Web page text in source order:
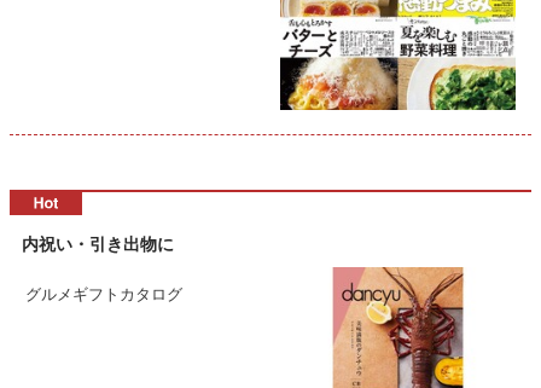
内祝い・引き出物に
グルメギフトカタログ